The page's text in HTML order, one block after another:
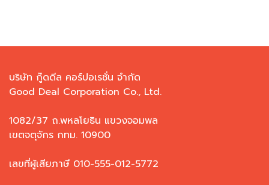
บริษัท กู๊ดดีล คอร์ปอเรชั่น จำกัด
Good Deal Corporation Co., Ltd.
1082/37 ถ.พหลโยธิน แขวงจอมพล
เขตจตุจักร กทม. 10900
เลขที่ผู้เสียภาษี 010-555-012-5772